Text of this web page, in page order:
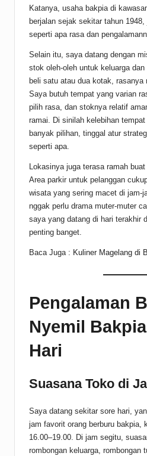
Katanya, usaha bakpia di
berjalan sejak sekitar tahun
seperti apa rasa dan
Selain itu, saya datang dengan
stok oleh-oleh untuk keluarga
beli satu atau dua kotak, rasanya
Saya butuh tempat yang varian
pilih rasa, dan stoknya relatif
ramai. Di sinilah kelebihan
banyak pilihan, tinggal atur
seperti apa.
Lokasinya juga terasa ramah
Area parkir untuk pelanggan
wisata yang sering macet di jam-
nggak perlu drama muter-muter
saya yang datang di hari terakhir
penting banget.
Baca Juga : Kuliner Magelang di
Pengalaman
Nyemil
Hari
Suasana Toko di
Saya datang sekitar sore hari,
jam favorit orang berburu bakpia,
16.00–19.00. Di jam segitu,
rombongan keluarga, rombongan